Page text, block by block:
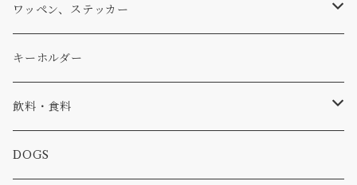
アウター
コラボ
食品
コーヒー
焚き火
小物
ステッカー
小物
バイク
カー
Tシャツ
キャップ、ニット
バッグ
小物
ワッペン、ステッカー
ワッペン
ステッカー
ピン
キーホルダー
飲料・食料
コーヒー
DOGS